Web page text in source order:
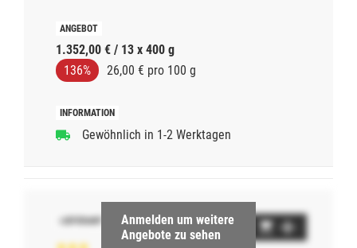
1.352,00 € / 13 x 400 g
136%
26,00 € pro 100 g
Gewöhnlich in 1-2 Werktagen
Anmelden um weitere
Angebote zu sehen